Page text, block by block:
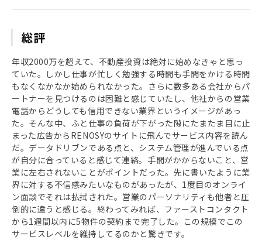
総評
年収2000万を超えて、不動産投資は絶対に始めなきゃと思っ
ていた。しかし仕事が忙しく勉強する時間も手間をかける時間
もなくなかなか始められなかった。さらに数多ある会社からパ
ートナーを見つけるのは困難と感じていたし、他社からの営業
電話からどうしても信用できない業界というイメージがあっ
た。そんな中、ふと仕事の負荷が下がった隙にたまたま目に止
まった広告からRENOSYのサイトに飛んでサービス内容を読ん
だ。データドリブンである点と、システム管理が進んでいる点
が自分に合っていると感じて連絡。手間がかからないこと、営
業に左右されないことがポイントだった。先に書いたように業
界に対する不信感みたいなものがあったが、1度目のオンライ
ン面談でそれは払拭された。営業のパーソナリティも他者と圧
倒的に違うと感じる。終わってみれば、ファーストコンタクト
から1週間以内に5物件の契約まで完了した。この規模でこの
サービスレベルを維持してるのかと驚きです。